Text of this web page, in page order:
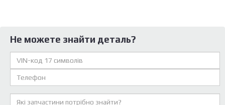
Не можете знайти деталь?